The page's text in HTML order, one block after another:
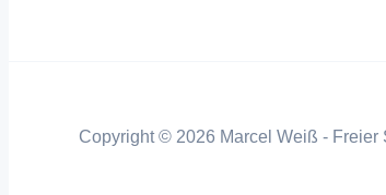
Copyright © 2026 Marcel Weiß - Freier